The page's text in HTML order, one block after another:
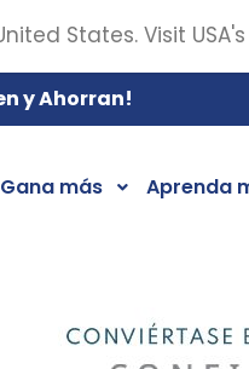
y Ahorran!
Gana más Aprenda
States. Visit